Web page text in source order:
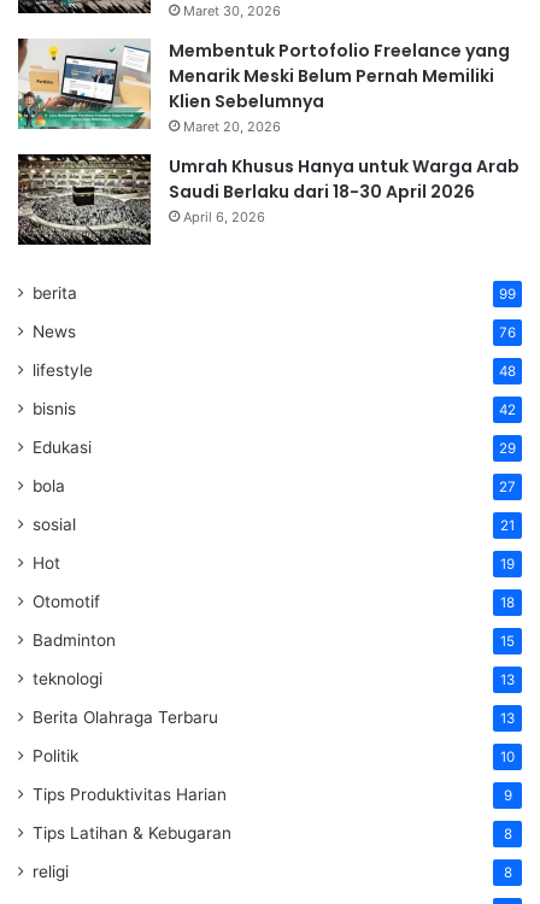
Maret 30, 2026
Membentuk Portofolio Freelance yang
Menarik Meski Belum Pernah Memiliki
Klien Sebelumnya
Maret 20, 2026
Umrah Khusus Hanya untuk Warga Arab
Saudi Berlaku dari 18-30 April 2026
April 6, 2026
berita 99
News 76
lifestyle 48
bisnis 42
Edukasi 29
bola 27
sosial 21
Hot 19
Otomotif 18
Badminton 15
teknologi 13
Berita Olahraga Terbaru 13
Politik 10
Tips Produktivitas Harian 9
Tips Latihan & Kebugaran 8
religi 8